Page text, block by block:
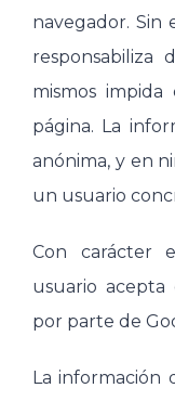
navegador. Sin
responsabiliza
mismos
página. La
anónima, y en
un usuario
Con carácter
usuario
por parte de
La información